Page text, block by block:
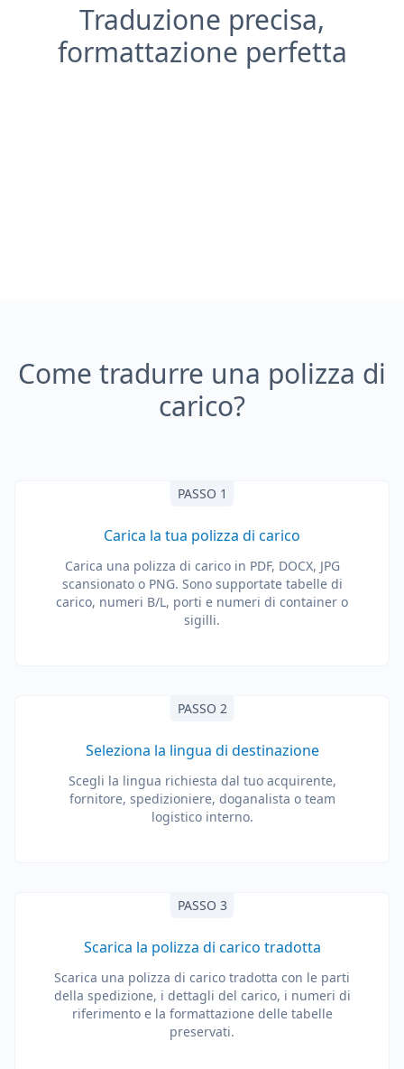
Traduzione precisa,
formattazione perfetta
Come tradurre una polizza di
carico?
PASSO 1
Carica la tua polizza di carico
Carica una polizza di carico in PDF, DOCX, JPG
scansionato o PNG. Sono supportate tabelle di
carico, numeri B/L, porti e numeri di container o
sigilli.
PASSO 2
Seleziona la lingua di destinazione
Scegli la lingua richiesta dal tuo acquirente,
fornitore, spedizioniere, doganalista o team
logistico interno.
PASSO 3
Scarica la polizza di carico tradotta
Scarica una polizza di carico tradotta con le parti
della spedizione, i dettagli del carico, i numeri di
riferimento e la formattazione delle tabelle
preservati.